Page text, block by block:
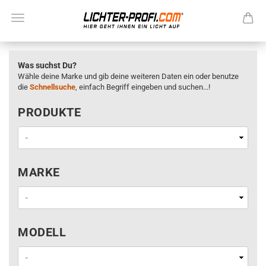
Was suchst Du?
Wähle deine Marke und gib deine weiteren Daten ein oder benutze
die Schnellsuche, einfach Begriff eingeben und suchen...!
PRODUKTE
PRODUKTE
MARKE
MARKE
MODELL
MODELL